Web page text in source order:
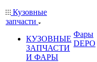
Кузовные
запчасти
КУЗОВНЫЕ
ЗАПЧАСТИ
И ФАРЫ
Фары
DEPO